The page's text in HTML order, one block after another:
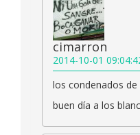
cimarron
2014-10-01
los condenados
buen día a los